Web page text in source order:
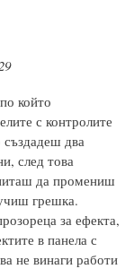
който
с контролите
създадеш два
след това
да промениш
грешка.
за ефекта,
в панела с
не винаги работи